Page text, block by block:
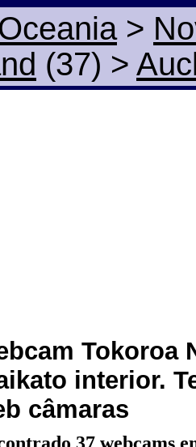
Oceania>
(37) >
Tokoroa
interior.
câmaras
37 webcams